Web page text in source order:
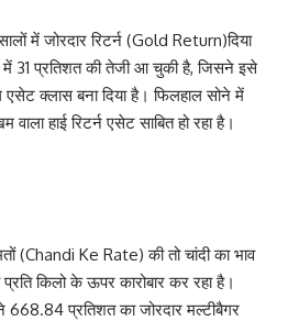
में जोरदार रिटर्न (Gold Return)दिया
31 प्रतिशत की तेजी आ चुकी है, जिसने इसे
क्लास बना दिया है। फिलहाल सोने में
हाई रिटर्न एसेट साबित हो रहा है।
(Chandi Ke Rate) की तो चांदी का भाव
किलो के ऊपर कारोबार कर रहा है।
668.84 प्रतिशत का जोरदार मल्टीबैगर